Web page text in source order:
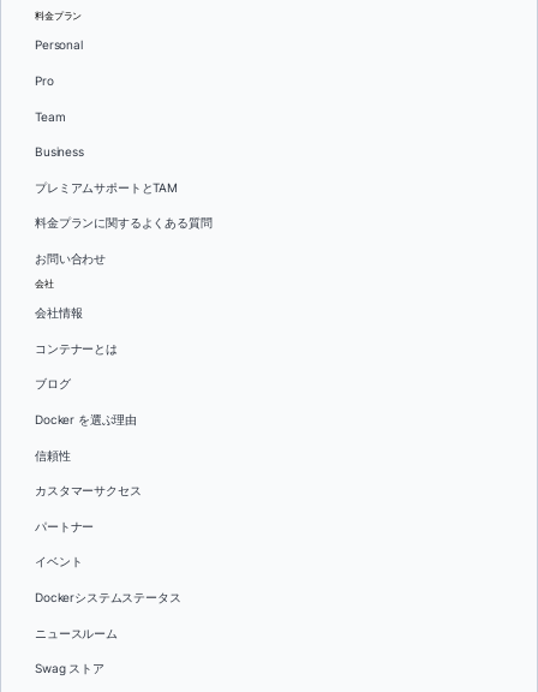
料金プラン
Personal
Pro
Team
Business
プレミアムサポートとTAM
料金プランに関するよくある質問
お問い合わせ
会社
会社情報
コンテナーとは
ブログ
Docker を選ぶ理由
信頼性
カスタマーサクセス
パートナー
イベント
Dockerシステムステータス
ニュースルーム
Swag ストア